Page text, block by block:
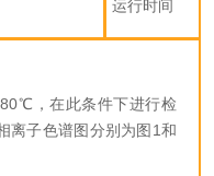
运行时间
，在此条件下进行检
相离子色谱图分别为图1和